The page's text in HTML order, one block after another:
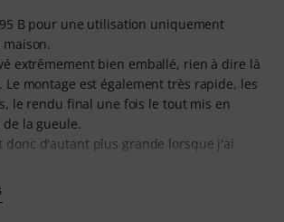
95 B pour une utilisation uniquement
extrêmement bien emballé, rien à dire là
Le montage est également très rapide, les
le rendu final une fois le tout mis en
la gueule.
donc d'autant plus grande lorsque j'ai